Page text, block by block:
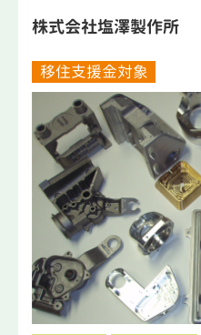
株式会社塩澤製作所
移住支援金対象